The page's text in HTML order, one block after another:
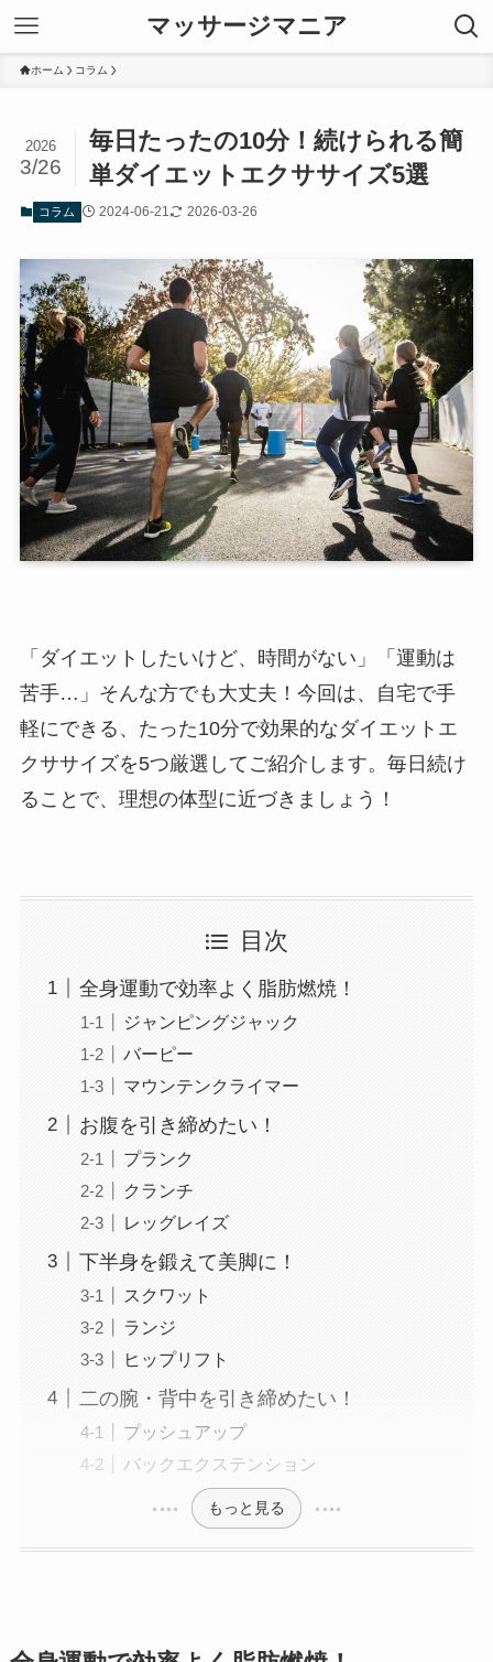
マッサージマニア
ホーム コラム
毎日たったの10分！続けられる簡
単ダイエットエクササイズ5選
2026
3/26
コラム 2024-06-21 2026-03-26
「ダイエットしたいけど、時間がない」「運動は
苦手…」そんな方でも大丈夫！今回は、自宅で手
軽にできる、たった10分で効果的なダイエットエ
クササイズを5つ厳選してご紹介します。毎日続け
ることで、理想の体型に近づきましょう！
目次
全身運動で効率よく脂肪燃焼！
ジャンピングジャック
バーピー
マウンテンクライマー
お腹を引き締めたい！
プランク
クランチ
レッグレイズ
下半身を鍛えて美脚に！
スクワット
ランジ
ヒップリフト
二の腕・背中を引き締めたい！
プッシュアップ
バックエクステンション
もっと見る